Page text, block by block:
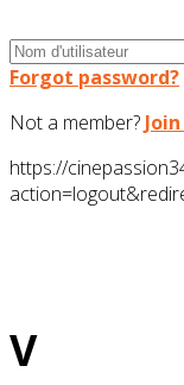
Forgot password?
Not a member?
https://
V